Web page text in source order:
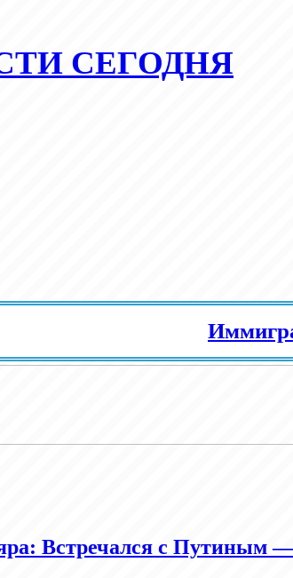
СЕГОДНЯ
Иммиграция
Встречался с Путиным